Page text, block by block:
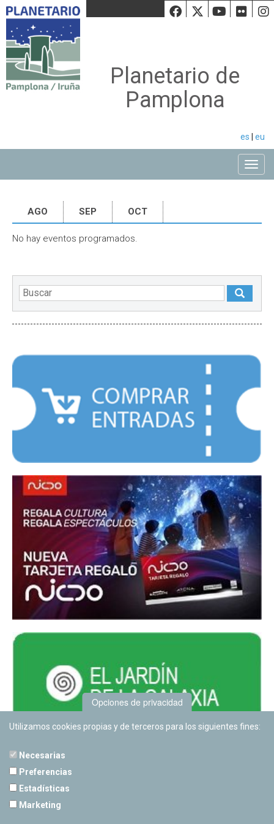
Facebook
Twiiter
Planetario de
Pamplona
es eu
AGO SEP OCT
No hay eventos programados.
Opciones de privacidad
Utilizamos cookies propias y de terceros para los siguientes fines:
Necesarias
Preferencias
Estadísticas
Marketing